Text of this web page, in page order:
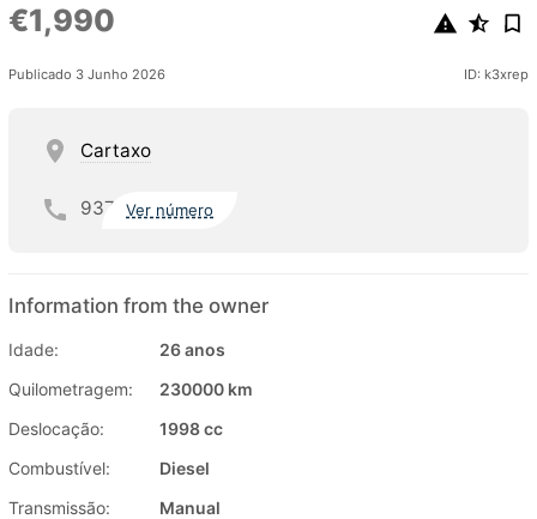
€1,990
Publicado 3 Junho 2026 ID: k3xrep
Cartaxo
937 Ver número
Information from the owner
Idade:
26 anos
Quilometragem:
230000 km
Deslocação:
1998 cc
Combustível:
Diesel
Transmissão:
Manual